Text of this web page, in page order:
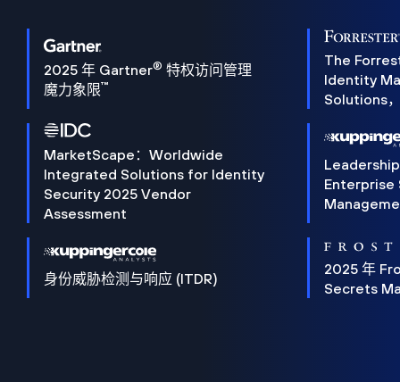
2025 年 Gartner® 特权访问管理
魔力象限™
The
Identity
Solutions
MarketScape：Worldwide
Integrated Solutions for Identity
Security 2025 Vendor
Assessment
Enterprise
身份威胁检测与响应 (ITDR)
2025 年
Secrets